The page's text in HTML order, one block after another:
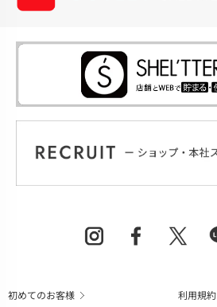
初めてのお客様 利用規約